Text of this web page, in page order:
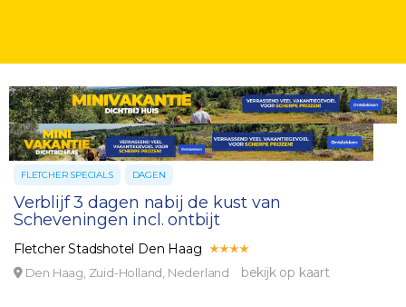
FLETCHER SPECIALS DAGEN
Verblijf 3 dagen nabij de kust van
Scheveningen incl. ontbijt
Fletcher Stadshotel Den Haag
Den Haag, Zuid-Holland, Nederland bekijk op kaart